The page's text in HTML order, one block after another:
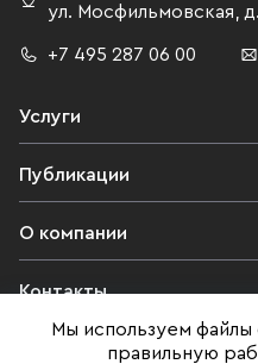
ул. Мосфильмовская,
+7 495 287 06 00
Услуги
Публикации
О компании
Контакты
Юридическая
Мы используем
правильную